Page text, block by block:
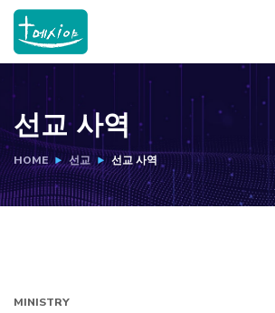
선교 사역
HOME 선교 선교 사역
MINISTRY